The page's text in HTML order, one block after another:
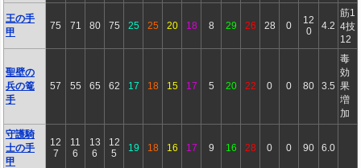
王の手
甲
75 71 80 75 25 25 20 18 8 29 26 28 0
12
0
4.2
筋1
4技
12
聖壁の
兵の篭
手
57 55 65 62 17 18 15 17 5 20 22 0 0 80 3.5
毒
効
果
増
加
守護騎
士の手
甲
12
7
11
6
13
6
12
5
19 18 16 17 9 16 28 0 0 90 6.0